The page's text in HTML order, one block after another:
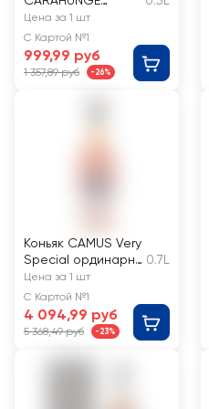
Армянский
марочный старый
КС 11 лет 40%
Цена за 1 шт
С Картой №1
999,99 руб
1 357,89 руб -26%
Коньяк CAMUS Very
Special ординарн
ый 3 года 40%, п/
у/без п/у
0.7L
Цена за 1 шт
С Картой №1
4 094,99 руб
5 368,49 руб -23%